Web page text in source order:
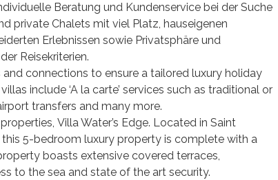
Beratung und Kundenservice bei der Suche
private Chalets mit viel Platz, hauseigenen
Erlebnissen sowie Privatsphäre und
Reisekriterien.
connections to ensure a tailored luxury holiday
include ‘A la carte’ services such as traditional or
transfers and many more.
Villa Water’s Edge. Located in Saint
this 5-bedroom luxury property is complete with a
boasts extensive covered terraces,
to the sea and state of the art security.